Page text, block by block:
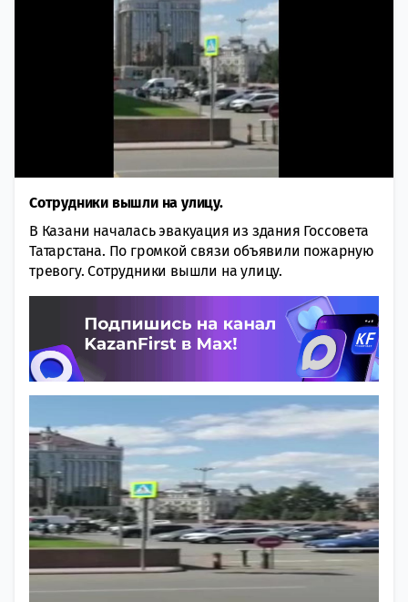
Сотрудники вышли на улицу.
В Казани началась эвакуация из здания Госсовета
Татарстана. По громкой связи объявили пожарную
тревогу. Сотрудники вышли на улицу.